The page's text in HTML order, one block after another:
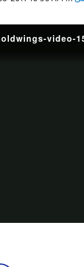
video-